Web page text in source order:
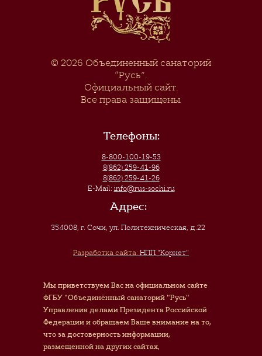
© 2026 Объединенный санаторий
“Русь”.
Официальный сайт.
Все права защищены.
Телефоны:
8-800-100-19-53
8(862) 259-41-96
8(862) 259-41-26
E-Mail: info@rus-sochi.ru
Адрес:
354008, г. Сочи,ул. Политехническая, д.22
Разработка сайта: НПП "Корнет"
Мы приветствуем Вас на официальном сайте
ФГБУ "Объединённый санаторий "Русь"
Управления делами Президента Российской
Федерации и обращаем Ваше внимание на то,
что за достоверность информации,
размещенной на других сайтах,